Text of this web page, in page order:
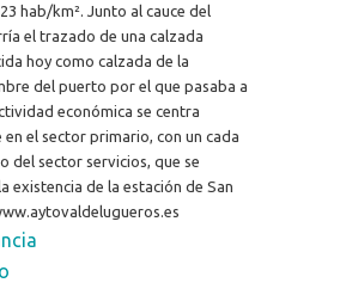
hab/km². Junto al cauce del
el trazado de una calzada
hoy como calzada de la
del puerto por el que pasaba a
económica se centra
el sector primario, con un cada
del sector servicios, que se
existencia de la estación de San